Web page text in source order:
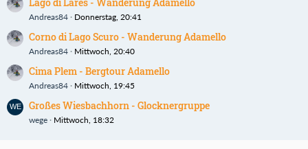
Andreas84 Donnerstag, 20:41
Corno di Lago Scuro - Wanderung Adamello
Andreas84 Mittwoch, 20:40
Cima Plem - Bergtour Adamello
Andreas84 Mittwoch, 19:45
Großes Wiesbachhorn - Glocknergruppe
wege Mittwoch, 18:32